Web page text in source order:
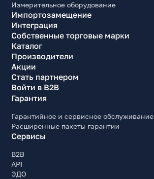
Измерительное оборудование
Импортозамещение
Интеграция
Собственные торговые марки
Каталог
Производители
Акции
Стать партнером
Войти в B2B
Гарантия
Гарантийное и сервисное обслуживание
Расширенные пакеты гарантии
Сервисы
B2B
API
ЭДО